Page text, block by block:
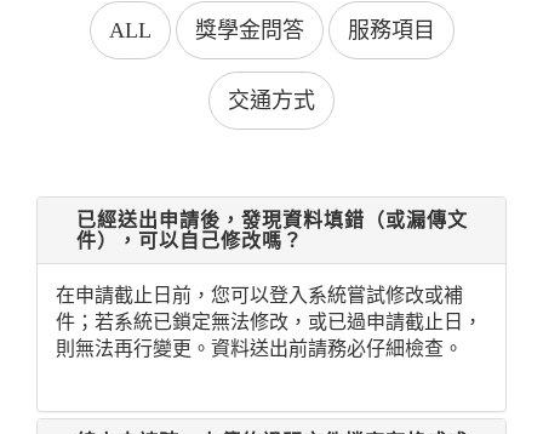
ALL 獎學金問答 服務項目
交通方式
已經送出申請後，發現資料填錯（或漏傳文
件），可以自己修改嗎？
在申請截止日前，您可以登入系統嘗試修改或補
件；若系統已鎖定無法修改，或已過申請截止日，
則無法再行變更。資料送出前請務必仔細檢查。